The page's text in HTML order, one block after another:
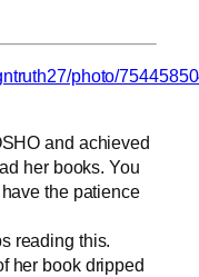
photo/
and achieved
her books. You
the patience
reading this.
her book dripped